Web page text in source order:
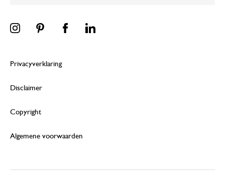
Privacyverklaring
Disclaimer
Copyright
Algemene voorwaarden